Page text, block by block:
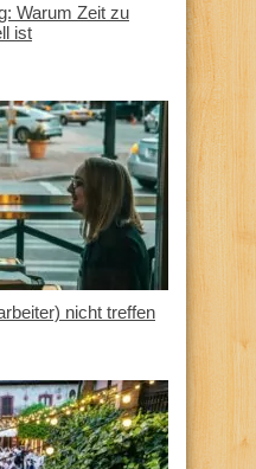
Warum Zeit zu
ist
nicht treffen